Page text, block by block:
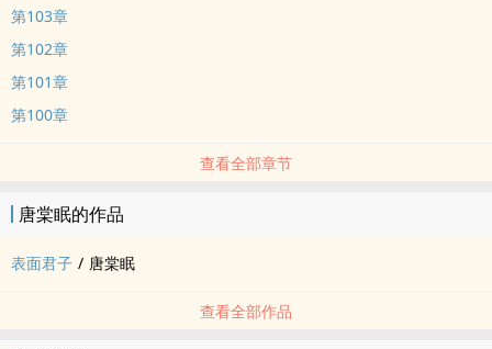
第103章
第102章
第101章
第100章
查看全部章节
唐棠眠的作品
表面君子 / 唐棠眠
查看全部作品